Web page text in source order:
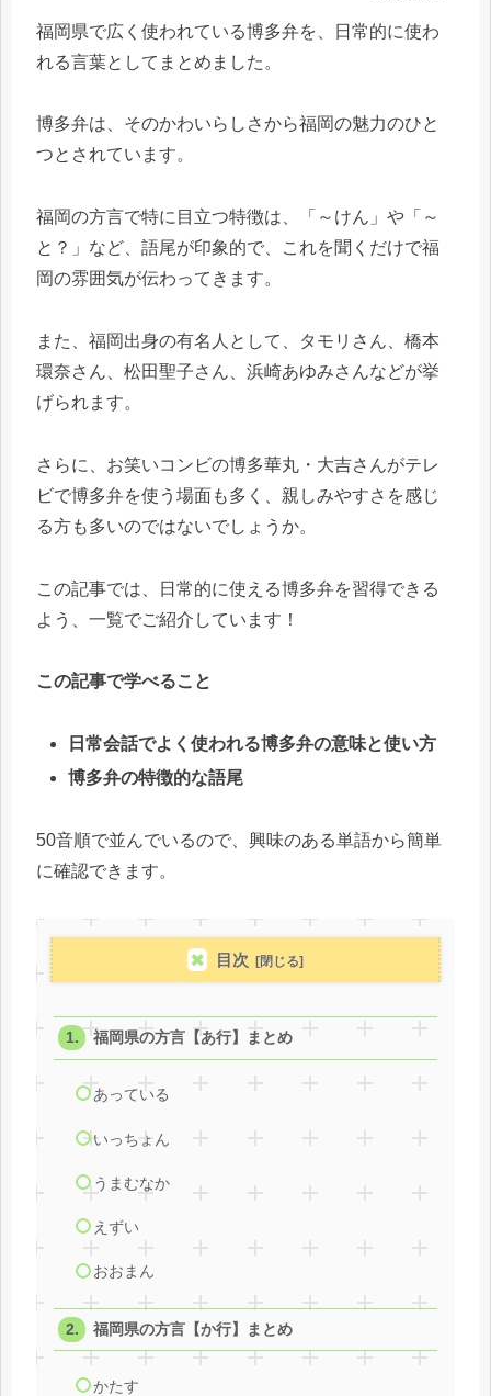
福岡県で広く使われている博多弁を、日常的に使わ
れる言葉としてまとめました。
博多弁は、そのかわいらしさから福岡の魅力のひと
つとされています。
福岡の方言で特に目立つ特徴は、「～けん」や「～
と？」など、語尾が印象的で、これを聞くだけで福
岡の雰囲気が伝わってきます。
また、福岡出身の有名人として、タモリさん、橋本
環奈さん、松田聖子さん、浜崎あゆみさんなどが挙
げられます。
さらに、お笑いコンビの博多華丸・大吉さんがテレ
ビで博多弁を使う場面も多く、親しみやすさを感じ
る方も多いのではないでしょうか。
この記事では、日常的に使える博多弁を習得できる
よう、一覧でご紹介しています！
この記事で学べること
日常会話でよく使われる博多弁の意味と使い方
博多弁の特徴的な語尾
50音順で並んでいるので、興味のある単語から簡単
に確認できます。
目次
福岡県の方言【あ行】まとめ
あっている
いっちょん
うまむなか
えずい
おおまん
福岡県の方言【か行】まとめ
かたす